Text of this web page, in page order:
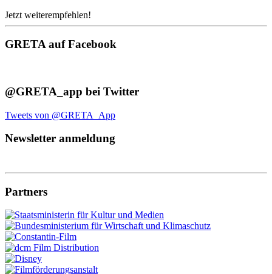
Jetzt weiterempfehlen!
GRETA auf Facebook
@GRETA_app bei Twitter
Tweets von @GRETA_App
Newsletter anmeldung
Partners